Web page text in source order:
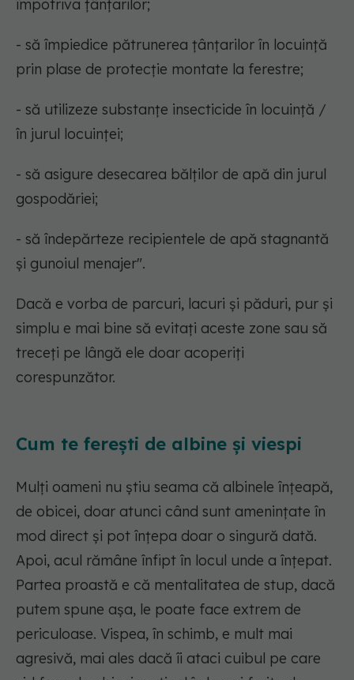
împotriva țânțarilor;
- să împiedice pătrunerea țânțarilor în locuință
prin plase de protecție montate la ferestre;
- să utilizeze substanțe insecticide în locuință /
în jurul locuinței;
- să asigure desecarea bălților de apă din jurul
gospodăriei;
- să îndepărteze recipientele de apă stagnantă
şi gunoiul menajer".
Dacă e vorba de parcuri, lacuri și păduri, pur și
simplu e mai bine să evitați aceste zone sau să
treceți pe lângă ele doar acoperiți
corespunzător.
Cum te ferești de albine și viespi
Mulți oameni nu știu seama că albinele înțeapă,
de obicei, doar atunci când sunt amenințate în
mod direct și pot înțepa doar o singură dată.
Apoi, acul rămâne înfipt în locul unde a înțepat.
Partea proastă e că mentalitatea de stup, dacă
putem spune așa, le poate face extrem de
periculoase. Vispea, în schimb, e mult mai
agresivă, mai ales dacă îi ataci cuibul pe care